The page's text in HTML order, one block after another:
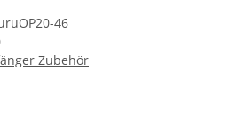
46
Zubehör